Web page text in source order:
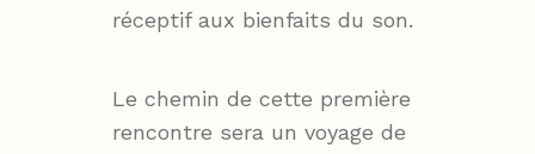
réceptif aux bienfaits du son.
Le chemin de cette première
rencontre sera un voyage de